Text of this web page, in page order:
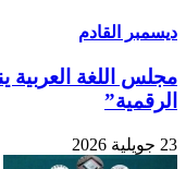
ديسمبر القادم
مجلس اللغة العربية
الرقمية”
23 جويلية 2026